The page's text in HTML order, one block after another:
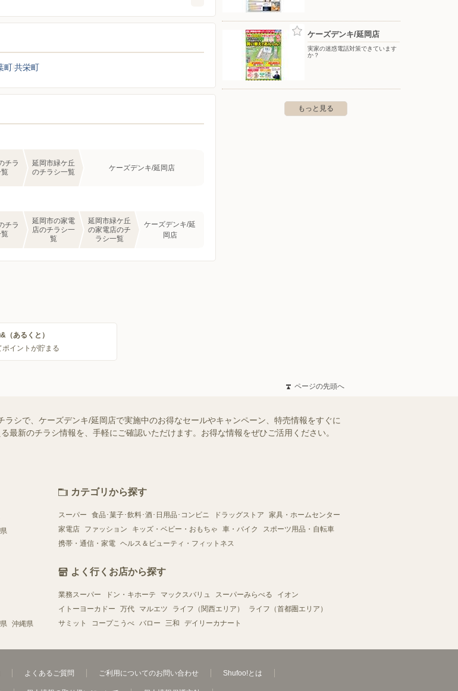
町共栄町
チラ
覧
延岡市緑ケ丘
のチラシ一覧
ケーズデンキ/延岡店
チラ
覧
延岡市の家電
店のチラシ一
覧
延岡市緑ケ丘
の家電店のチ
ラシ一覧
ケーズデンキ/延
岡店
ケーズデンキ/延岡店
実家の迷惑電話対策できています
か？
もっと見る
（あるくと）
ポイントが貯まる
ページの先頭へ
シで、ケーズデンキ/延岡店で実施中のお得なセールやキャンペーン、特売情報をすぐに
新のチラシ情報を、手軽にご確認いただけます。お得な情報をぜひご活用ください。
沖縄県
カテゴリから探す
スーパー 食品･菓子･飲料･酒･日用品･コンビニ ドラッグストア
家具・ホームセンター
家電店
ファッション キッズ・ベビー・おもちゃ 車・バイク
スポーツ用品・自転車
携帯・通信・家電 ヘルス＆ビューティ・フィットネス
よく行くお店から探す
業務スーパー ドン・キホーテ マックスバリュ スーパーみらべる
イオン
イトーヨーカドー
万代 マルエツ ライフ（関西エリア）
ライフ（首都圏エリア）
サミット
コープこうべ バロー 三和 デイリーカナート
よくあるご質問 ご利用についてのお問い合わせ Shufoo!とは